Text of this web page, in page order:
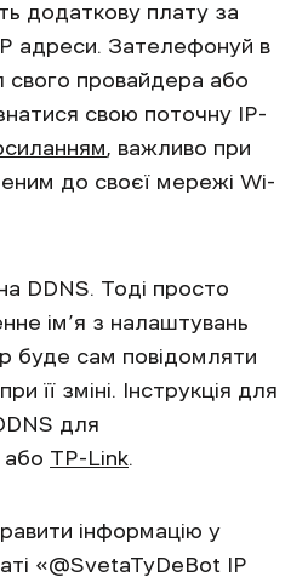
додаткову плату за
адреси. Зателефонуй в
свого провайдера або
свою поточну IP-
, важливо при
до своєї мережі Wi-
DDNS. Тоді просто
ім’я з налаштувань
буде сам повідомляти
її зміні. Інструкція для
для
або TP-Link.
інформацію у
«@SvetaTyDeBot IP